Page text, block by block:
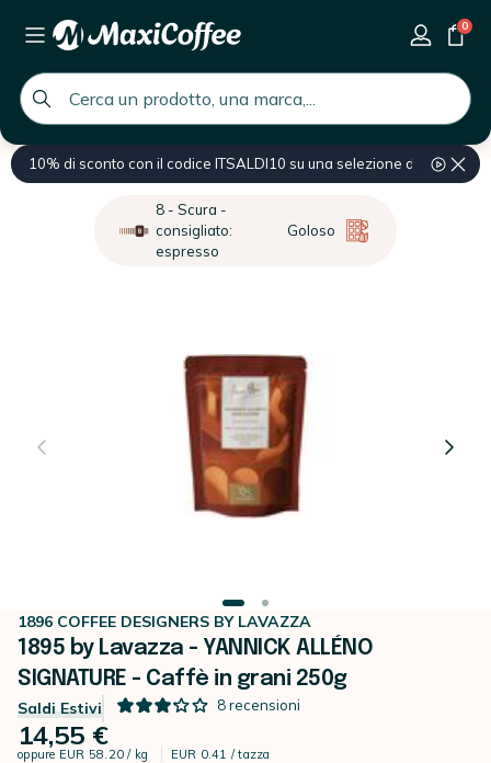
global.search.placeholder
0
10% di sconto con il codice ITSALDI10 su una selezione di prodotti
Home Caffè Caffè in grani
8 - Scura -
consigliato:
espresso
Goloso
1896 COFFEE DESIGNERS BY LAVAZZA
1895 by Lavazza - YANNICK ALLÉNO
SIGNATURE - Caffè in grani 250g
Saldi Estivi 8recensioni
14,55 €
oppure EUR 58.20 / kg EUR 0.41 / tazza